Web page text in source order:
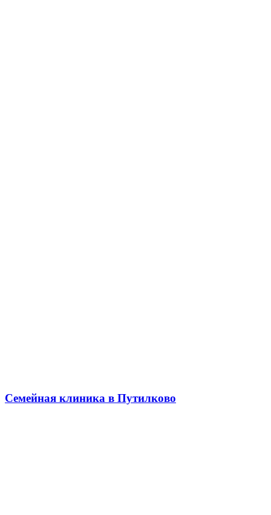
Семейная клиника в Путилково